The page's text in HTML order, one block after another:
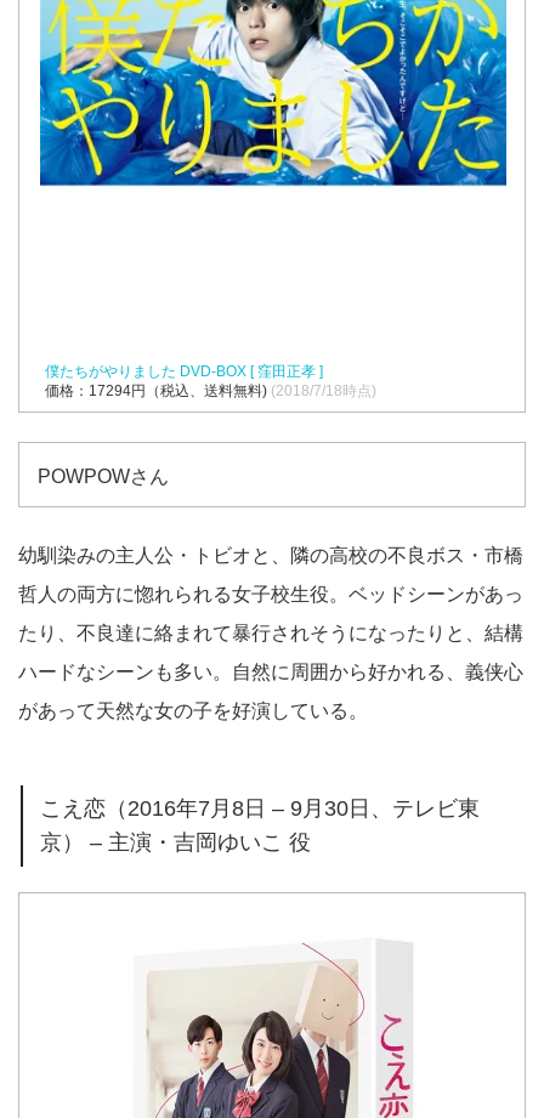
僕たちがやりました DVD-BOX [ 窪田正孝 ]
価格：17294円（税込、送料無料) (2018/7/18時点)
POWPOWさん
幼馴染みの主人公・トビオと、隣の高校の不良ボス・市橋
哲人の両方に惚れられる女子校生役。ベッドシーンがあっ
たり、不良達に絡まれて暴行されそうになったりと、結構
ハードなシーンも多い。自然に周囲から好かれる、義侠心
があって天然な女の子を好演している。
こえ恋（2016年7月8日 – 9月30日、テレビ東
京） – 主演・吉岡ゆいこ 役